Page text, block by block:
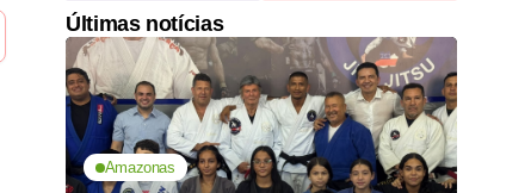
Últimas notícias
Amazonas